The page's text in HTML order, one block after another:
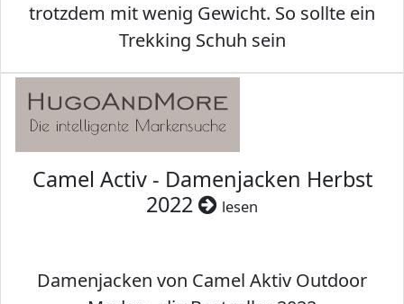
trotzdem mit wenig Gewicht. So sollte ein
Trekking Schuh sein
Camel Activ - Damenjacken Herbst
2022
lesen
Damenjacken von Camel Aktiv Outdoor